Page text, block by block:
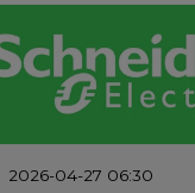
2026-04-27 06:30